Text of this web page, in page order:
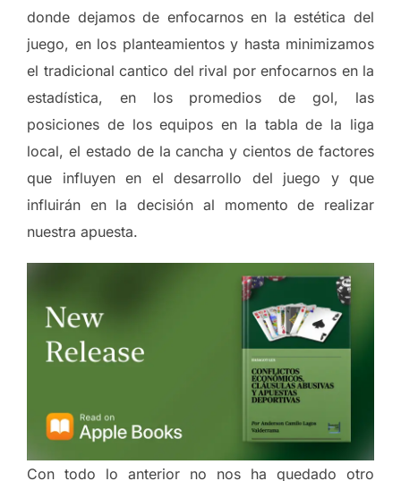
donde dejamos de enfocarnos en la estética del
juego, en los planteamientos y hasta minimizamos
el tradicional cantico del rival por enfocarnos en la
estadística, en los promedios de gol, las
posiciones de los equipos en la tabla de la liga
local, el estado de la cancha y cientos de factores
que influyen en el desarrollo del juego y que
influirán en la decisión al momento de realizar
nuestra apuesta.
Con todo lo anterior no nos ha quedado otro